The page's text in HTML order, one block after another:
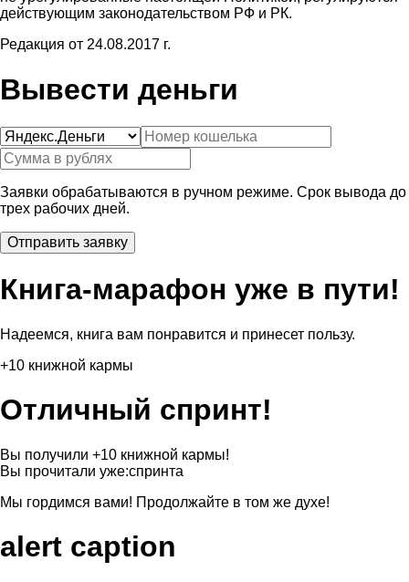
действующим законодательством РФ и РК.
Редакция от 24.08.2017 г.
Вывести деньги
Заявки обрабатываются в ручном режиме. Срок вывода до
трех рабочих дней.
Книга-марафон уже в пути!
Надеемся, книга вам понравится и принесет пользу.
+10 книжной кармы
Отличный спринт!
Вы получили +10 книжной кармы!
Вы прочитали уже:спринта
Мы гордимся вами! Продолжайте в том же духе!
alert caption